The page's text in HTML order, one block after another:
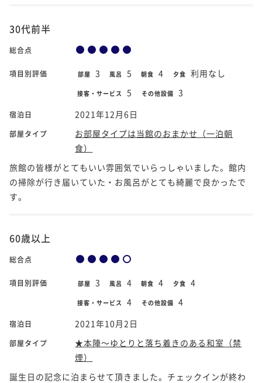
30代前半
総合点
項目別評価 部屋 3 風呂 5 朝食 4 夕食 利用なし
接客・サービス 5 その他設備 3
宿泊日 2021年12月6日
部屋タイプ
お部屋タイプは当館のおまかせ（一泊朝
食）
旅館の皆様がとてもいい雰囲気でいらっしゃいました。館内
の掃除が行き届いていた・お風呂がとても綺麗で良かったで
す。
60歳以上
総合点
項目別評価 部屋 3 風呂 4 朝食 4 夕食 4
接客・サービス 4 その他設備 4
宿泊日 2021年10月2日
部屋タイプ
★本陣～ゆとりと落ち着きのある和室（禁
煙）
誕生日の記念に泊まらせて頂きました。チェックインが終わ